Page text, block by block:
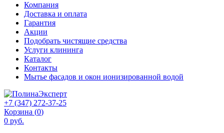
Компания
Доставка и оплата
Гарантия
Акции
Подобрать чистящие средства
Услуги клининга
Каталог
Контакты
Мытье фасадов и окон ионизированной водой
+7 (347) 272-37-25
Корзина (0)
0 руб.